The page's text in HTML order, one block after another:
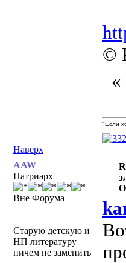
©
Наверх
«
"Если
AAW
Патриарх
Вне Форума
Старую детскую и
НП литературу
ничем не заменить